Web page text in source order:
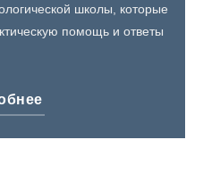
школы, которые
помощь и ответы